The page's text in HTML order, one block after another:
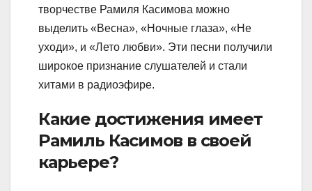
творчестве Рамиля Касимова можно
выделить «Весна», «Ночные глаза», «Не
уходи», и «Лето любви». Эти песни получили
широкое признание слушателей и стали
хитами в радиоэфире.
Какие достижения имеет
Рамиль Касимов в своей
карьере?